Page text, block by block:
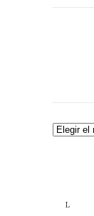
Archivos
L